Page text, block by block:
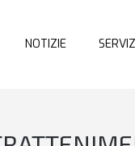
NOTIZIE